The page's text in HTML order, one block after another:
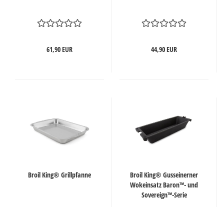
61,90 EUR 44,90 EUR
Broil King® Grillpfanne
Broil King® Gusseinerner
Wokeinsatz Baron™- und
Sovereign™-Serie